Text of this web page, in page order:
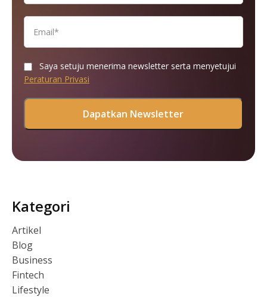
Saya setuju menerima newsletter serta menyetujui
Peraturan Privasi
Kategori
Artikel
Blog
Business
Fintech
Lifestyle